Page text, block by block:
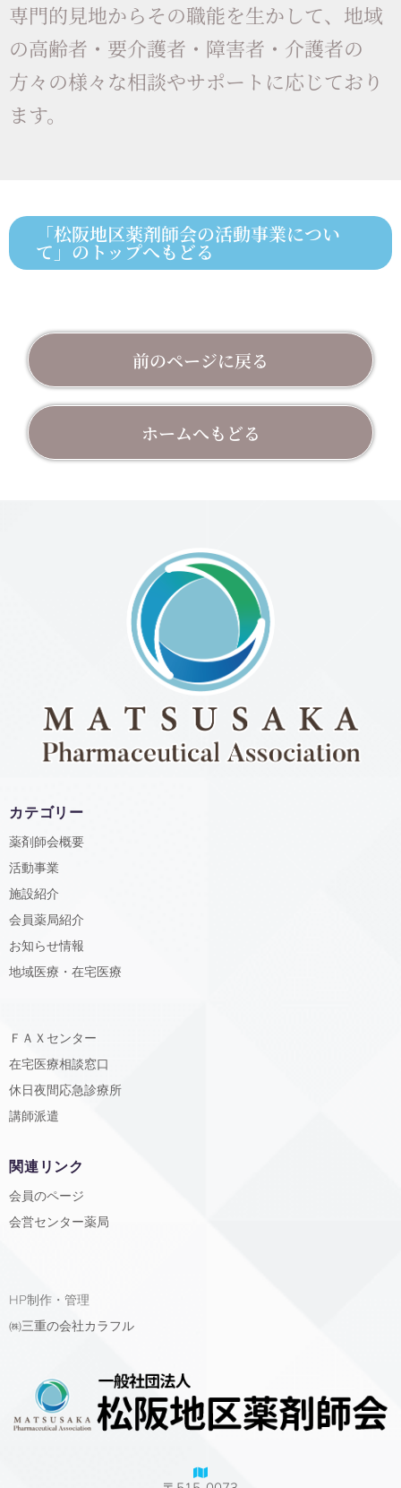
専門的見地からその職能を生かして、地域
の高齢者・要介護者・障害者・介護者の
方々の様々な相談やサポートに応じており
ます。
「松阪地区薬剤師会の活動事業につい
て」のトップへもどる
前のページに戻る
ホームへもどる
カテゴリー
薬剤師会概要
活動事業
施設紹介
会員薬局紹介
お知らせ情報
地域医療・在宅医療
ＦＡＸセンター
在宅医療相談窓口
休日夜間応急診療所
講師派遣
関連リンク
会員のページ
会営センター薬局
HP制作・管理
㈱三重の会社カラフル